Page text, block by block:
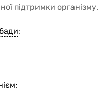
підтримки організму.
бади: